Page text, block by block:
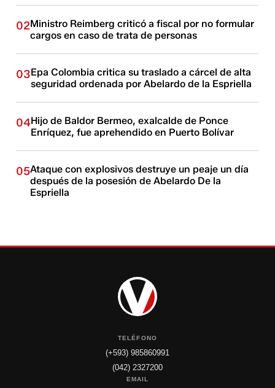
02Ministro Reimberg criticó a fiscal por no formular
cargos en caso de trata de personas
03Epa Colombia critica su traslado a cárcel de alta
seguridad ordenada por Abelardo de la Espriella
04Hijo de Baldor Bermeo, exalcalde de Ponce
Enríquez, fue aprehendido en Puerto Bolívar
05Ataque con explosivos destruye un peaje un día
después de la posesión de Abelardo De la
Espriella
TELÉFONO
(+593) 985860991
(042) 2327200
EMAIL